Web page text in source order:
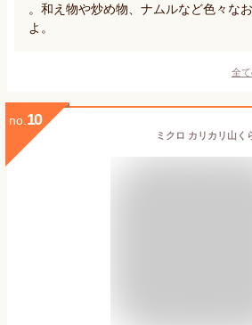
。和え物や炒め物、ナムルなど色々な
よ。
全
no. 10
ミクロ カリカリ山く